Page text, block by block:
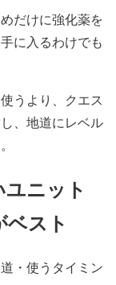
だけに強化薬を
に入るわけでも
うより、クエス
、地道にレベル
ニット
スト
・使うタイミン